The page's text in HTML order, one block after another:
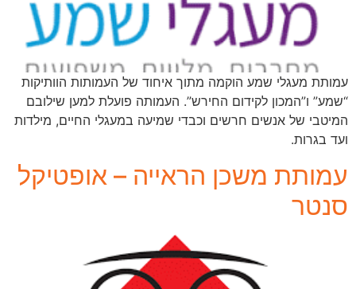
עמותת מעגלי שמע הוקמה מתוך איחוד של העמותות הוותיקות
“שמע” ו”המכון לקידום החירש”. העמותה פועלת למען שילובם
המיטבי של אנשים חרשים וכבדי שמיעה במעגלי החיים, מילדות
ועד בגרות.
עמותת משכן הראייה – אופטיקל
סנטר